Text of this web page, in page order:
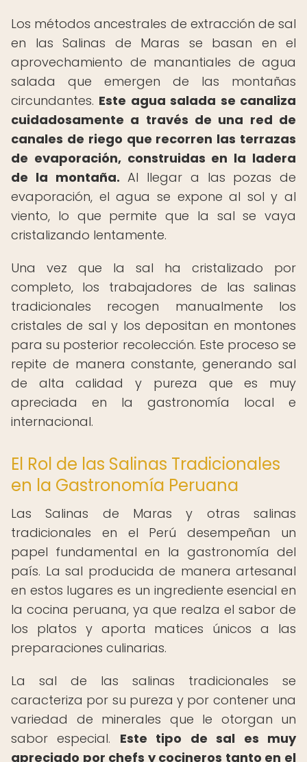
Los métodos ancestrales de extracción de sal
en las Salinas de Maras se basan en el
aprovechamiento de manantiales de agua
salada que emergen de las montañas
circundantes. Este agua salada se canaliza
cuidadosamente a través de una red de
canales de riego que recorren las terrazas
de evaporación, construidas en la ladera
de la montaña. Al llegar a las pozas de
evaporación, el agua se expone al sol y al
viento, lo que permite que la sal se vaya
cristalizando lentamente.
Una vez que la sal ha cristalizado por
completo, los trabajadores de las salinas
tradicionales recogen manualmente los
cristales de sal y los depositan en montones
para su posterior recolección. Este proceso se
repite de manera constante, generando sal
de alta calidad y pureza que es muy
apreciada en la gastronomía local e
internacional.
El Rol de las Salinas Tradicionales
en la Gastronomía Peruana
Las Salinas de Maras y otras salinas
tradicionales en el Perú desempeñan un
papel fundamental en la gastronomía del
país. La sal producida de manera artesanal
en estos lugares es un ingrediente esencial en
la cocina peruana, ya que realza el sabor de
los platos y aporta matices únicos a las
preparaciones culinarias.
La sal de las salinas tradicionales se
caracteriza por su pureza y por contener una
variedad de minerales que le otorgan un
sabor especial. Este tipo de sal es muy
apreciado por chefs y cocineros tanto en el